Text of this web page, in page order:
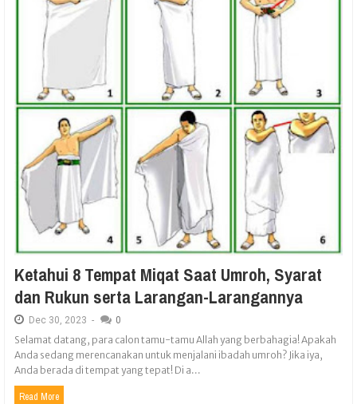
Ketahui 8 Tempat Miqat Saat Umroh, Syarat
dan Rukun serta Larangan-Larangannya
Dec 30, 2023 - 0
Selamat datang, para calon tamu-tamu Allah yang berbahagia! Apakah
Anda sedang merencanakan untuk menjalani ibadah umroh? Jika iya,
Anda berada di tempat yang tepat! Di a...
Read More